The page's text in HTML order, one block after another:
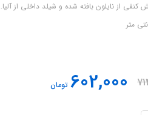
از نایلون بافته شده و شیلد داخلی از
602,000تومان